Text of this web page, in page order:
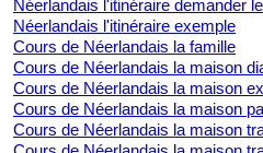
Néerlandais l'itinéraire demander
Néerlandais l'itinéraire exemple
Cours de Néerlandais la famille
Cours de Néerlandais la maison
Cours de Néerlandais la maison
Cours de Néerlandais la maison
Cours de Néerlandais la maison